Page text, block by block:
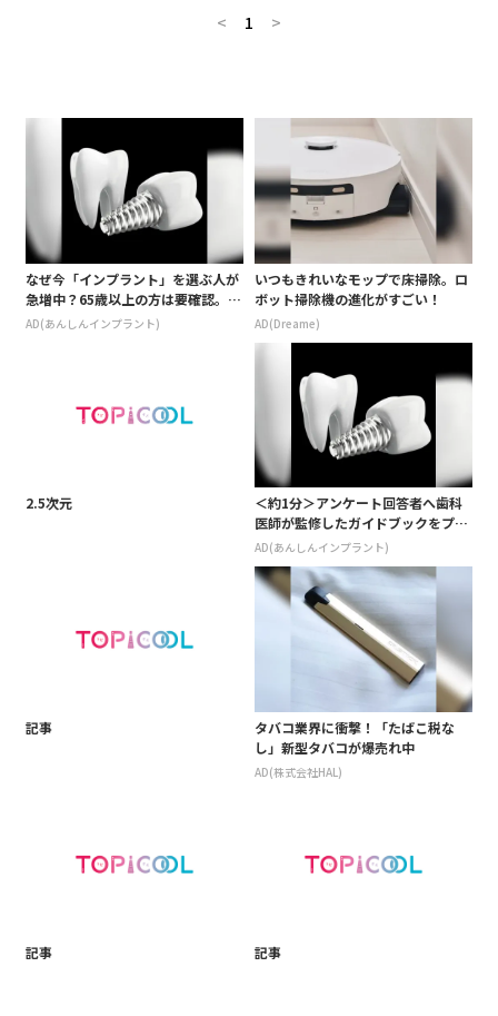
< 1 >
なぜ今「インプラント」を選ぶ人が
急増中？65歳以上の方は要確認。抜
けた歯の放置は驚きのリスク
AD(あんしんインプラント)
いつもきれいなモップで床掃除。ロ
ボット掃除機の進化がすごい！
AD(Dreame)
2.5次元
＜約1分＞アンケート回答者へ歯科
医師が監修したガイドブックをプレ
ゼント。65歳以上の方は確認してみ
て
AD(あんしんインプラント)
記事
タバコ業界に衝撃！「たばこ税な
し」新型タバコが爆売れ中
AD(株式会社HAL)
記事 記事